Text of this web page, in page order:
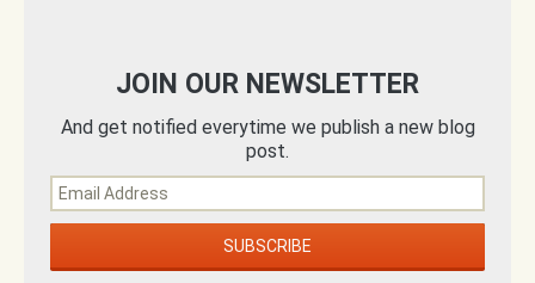
JOIN OUR NEWSLETTER
And get notified everytime we publish a new blog
post.